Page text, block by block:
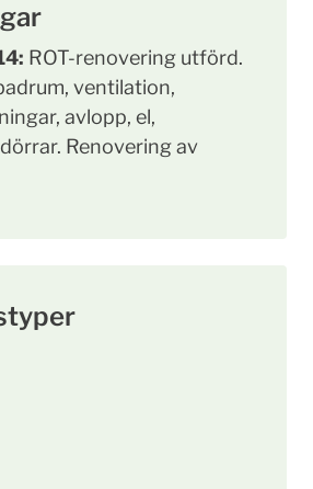
ROT-renovering utförd.
ventilation,
avlopp, el,
Renovering av